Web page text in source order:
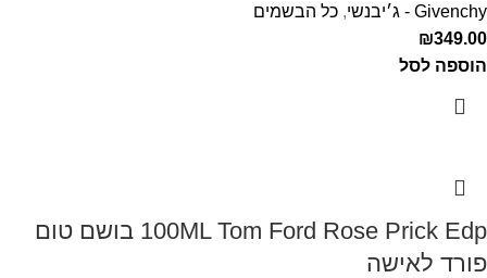
Givenchy - ג׳יבנשי , כל הבשמים
₪349.00
הוספה לסל
100ML Tom Ford Rose Prick Edp בושם טום
פורד לאישה